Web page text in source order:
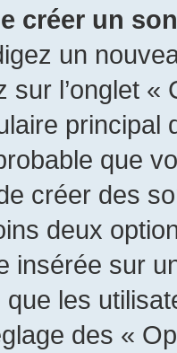
créer un
un
sur l’onglet
principal
que
créer des
deux
insérée sur
que les
des «